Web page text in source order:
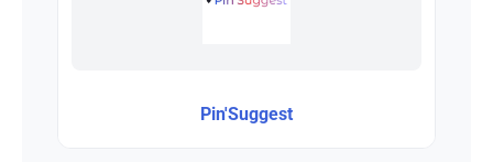
Pin'Suggest